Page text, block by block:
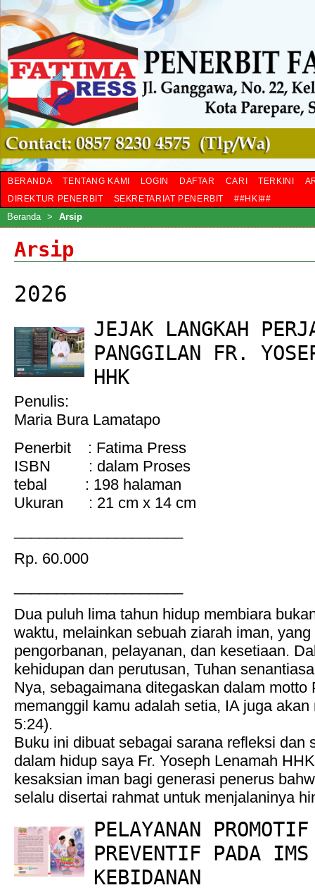
BERANDA TENTANG KAMI LOGIN DAFTAR CARI TERKINI
DIREKTUR PENERBIT
SEKRETARIAT PENERBIT ##HKI##
Beranda > Arsip
Arsip
2026
JEJAK LANGKAH
PANGGILAN FR.
HHK
Penulis:
Maria Bura Lamatapo
Penerbit : Fatima Press
ISBN : dalam Proses
tebal : 198 halaman
Ukuran : 21 cm x 14 cm
Rp. 60.000
Dua puluh lima tahun hidup membiara
waktu, melainkan sebuah ziarah iman,
pengorbanan, pelayanan, dan kesetiaan.
kehidupan dan perutusan, Tuhan
Nya, sebagaimana ditegaskan dalam motto
memanggil kamu adalah setia, IA juga akan
5:24).
Buku ini dibuat sebagai sarana refleksi dan
dalam hidup saya Fr. Yoseph Lenamah
kesaksian iman bagi generasi penerus
selalu disertai rahmat untuk menjalaninya
PELAYANAN
PREVENTIF PADA IMS
KEBIDANAN